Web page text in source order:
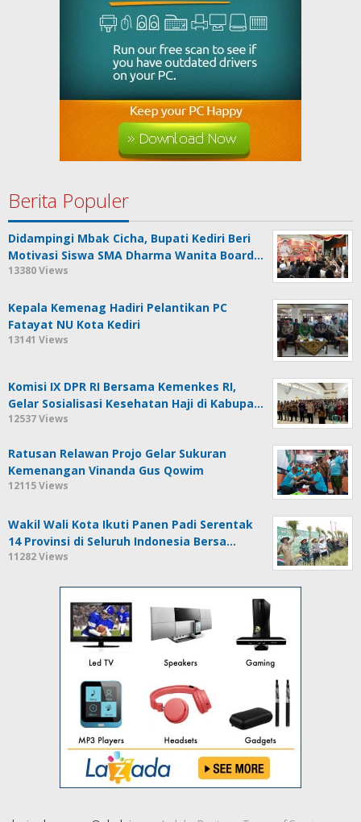
Berita Populer
Didampingi Mbak Cicha, Bupati Kediri Beri
Motivasi Siswa SMA Dharma Wanita Board…
13380 Views
Kepala Kemenag Hadiri Pelantikan PC
Fatayat NU Kota Kediri
13141 Views
Komisi IX DPR RI Bersama Kemenkes RI,
Gelar Sosialisasi Kesehatan Haji di Kabupa…
12537 Views
Ratusan Relawan Projo Gelar Sukuran
Kemenangan Vinanda Gus Qowim
12115 Views
Wakil Wali Kota Ikuti Panen Padi Serentak
14 Provinsi di Seluruh Indonesia Bersa…
11282 Views